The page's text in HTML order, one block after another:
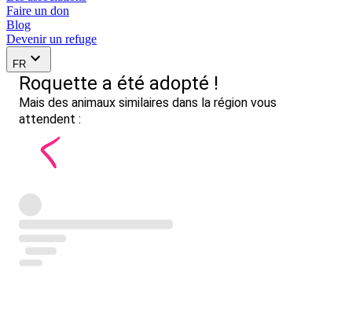
Faire un don
Blog
Devenir un refuge
FR
Roquette a été adopté !
Mais des animaux similaires dans la région vous
attendent :